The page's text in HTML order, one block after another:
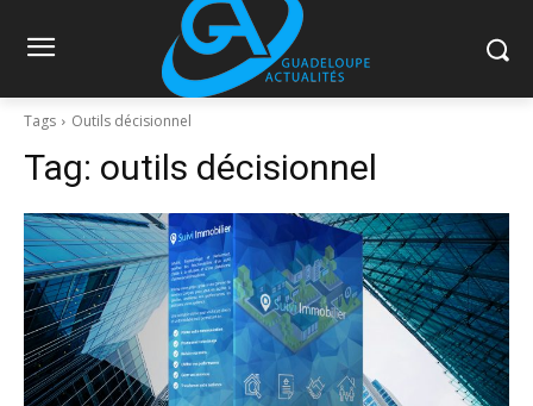
Tags Outils décisionnel
Tag: outils décisionnel